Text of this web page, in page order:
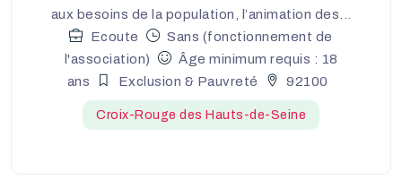
aux besoins de la population, l’animation des...
Ecoute
Sans (fonctionnement de
l'association)
Âge minimum requis : 18
ans
Exclusion & Pauvreté 92100
Croix-Rouge des Hauts-de-Seine